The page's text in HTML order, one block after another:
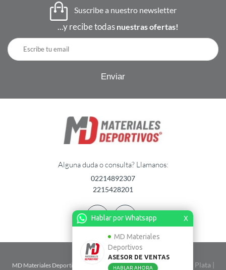
Hablar por Whatsapp X
MD Materiales
Deportivos
ASESOR DE VENTAS
HABLAR AHORA
Suscribe a nuestro newsletter
...y recibe todas nuestras ofertas!
Alguna duda o consulta? Llamanos:
02214892307
2215428201
MD Materiales Deportivos
| Calle 2 n� 1724 entre 67 y 68 - La Plata |